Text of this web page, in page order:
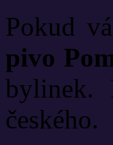
Pokud
pivo
bylinek.
českého.